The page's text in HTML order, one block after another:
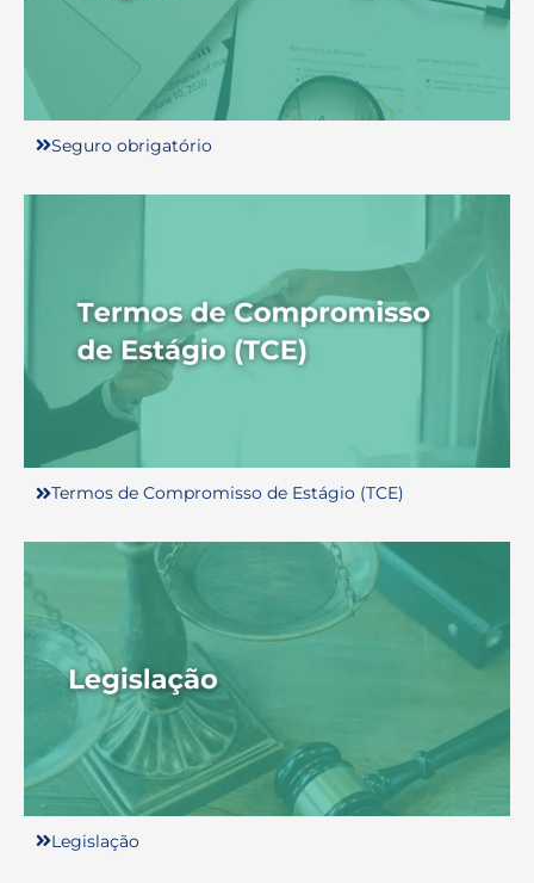
Seguro obrigatório
Termos de Compromisso de Estágio (TCE)
Legislação